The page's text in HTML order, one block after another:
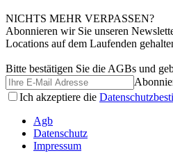
NICHTS MEHR VERPASSEN?
Abonnieren wir Sie unseren
Locations auf dem Laufenden
Bitte bestätigen Sie die AGBs und
Ich akzeptiere die
Agb
Datenschutz
Impressum